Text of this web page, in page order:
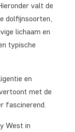
valt de
dolfijnsoorten,
lichaam en
typische
en
met de
fascinerend.
West in